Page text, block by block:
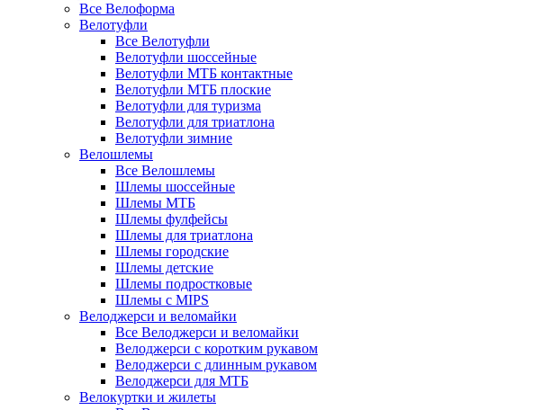
Все Велоформа
Велотуфли
Все Велотуфли
Велотуфли шоссейные
Велотуфли МТБ контактные
Велотуфли МТБ плоские
Велотуфли для туризма
Велотуфли для триатлона
Велотуфли зимние
Велошлемы
Все Велошлемы
Шлемы шоссейные
Шлемы МТБ
Шлемы фулфейсы
Шлемы для триатлона
Шлемы городские
Шлемы детские
Шлемы подростковые
Шлемы с MIPS
Велоджерси и веломайки
Все Велоджерси и веломайки
Велоджерси с коротким рукавом
Велоджерси с длинным рукавом
Велоджерси для МТБ
Велокуртки и жилеты